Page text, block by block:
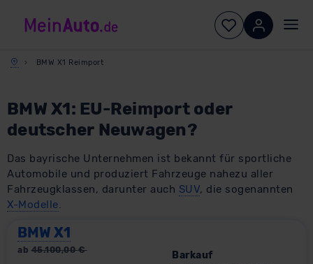
BMW X1 Reimport
BMW X1: EU-Reimport oder
deutscher Neuwagen?
Das bayrische Unternehmen ist bekannt für sportliche
Automobile und produziert Fahrzeuge nahezu aller
Fahrzeugklassen, darunter auch SUV, die sogenannten
X-Modelle.
BMW X1
ab 45.100,00€ Barkauf